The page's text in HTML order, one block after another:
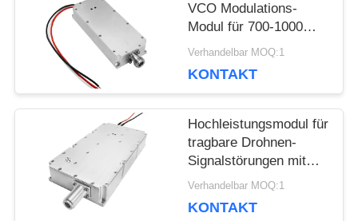
PRIVACY
POLICY
VCO Modulations-
Modul für 700-1000
MHz Anti-Drohnen-
Schutz der Sicherheit
Verhandelbar MOQ:1
KONTAKT
Hochleistungsmodul für
tragbare Drohnen-
Signalstörungen mit
200 Watt WLAN 5.2
Verhandelbar MOQ:1
KONTAKT